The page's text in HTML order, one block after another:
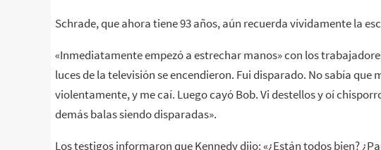
Schrade, que ahora tiene 93 años, aún recuerda vívidamente la
«Inmediatamente empezó a estrechar manos» con los
luces de la televisión se encendieron. Fui disparado. No sabía
violentamente, y me caí. Luego cayó Bob. Vi destellos y oí
demás balas siendo disparadas».
Los testigos informaron que Kennedy dijo: «¿Están todos bien?